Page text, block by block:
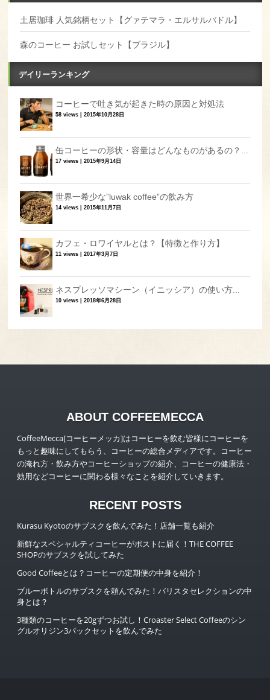
土居珈琲 人気銘柄セット【グァテマラ・エルサルバドル】
森のコーヒー お試しセット【ブラジル】
デイリーランキング
コーヒーで吐き気が起きた時の原因と対処法
58 views |2015年10月28日
缶コーヒーの形状・容量はどんなものがあるの？...
17 views |2015年9月14日
世界一希少な”luwak coffee”の飲み方
14 views |2015年11月7日
カフェ・ロワイヤルとは？【特徴と作り方】
11 views |2017年3月7日
ネスプレッソマシーン（イニッシア）の使い方...
10 views |2018年6月28日
ABOUT COFFEEMECCA
CoffeeMecca[コーヒーメッカ]はコーヒーを飲む皆様にコーヒーを
もっと趣味にしてもらう、コーヒーの総合メディアです。コーヒー
の淹れ方・飲み方やコーヒーショップの紹介、コーヒーの健康法・
効用などコーヒーに関わる様々なことを紹介していきます。
RECENT POSTS
Kurasu Kyotoのサブスクを飲んでみた！店舗一覧も紹介
新鮮なスペシャルティコーヒーがポストに届く！THE COFFEE
SHOPのサブスクを試してみた
Good Coffeeとは？コーヒーの定期便の中身を紹介！
ブルーボトルのサブスクを頼んでみた！バリスタセレクションの中
身とは？
3種類のコーヒーを20gずつお試し！Croaster Select Coffeeのシン
グルオリジン3パックセットを飲んでみた